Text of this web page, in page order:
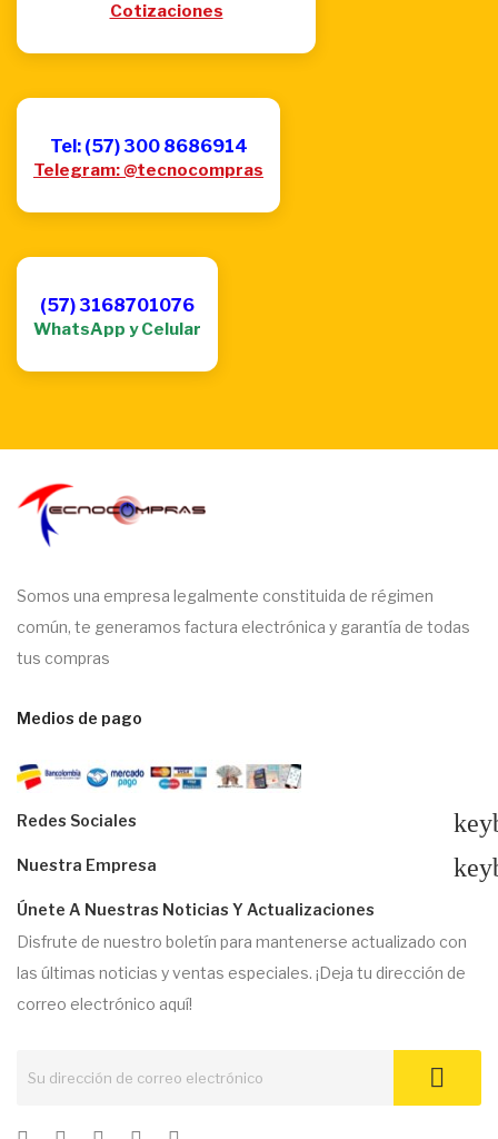
Cotizaciones
Tel: (57) 300 8686914
Telegram: @tecnocompras
(57) 3168701076
WhatsApp y Celular
Somos una empresa legalmente constituida de régimen
común, te generamos factura electrónica y garantía de todas
tus compras
Medios de pago
Redes Sociales
Nuestra Empresa
Únete A Nuestras Noticias Y Actualizaciones
Disfrute de nuestro boletín para mantenerse actualizado con
las últimas noticias y ventas especiales. ¡Deja tu dirección de
correo electrónico aquí!